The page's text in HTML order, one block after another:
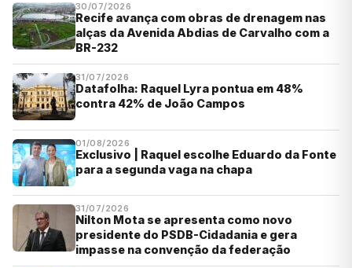
30/07/2026
Recife avança com obras de drenagem nas
alças da Avenida Abdias de Carvalho com a
BR-232
31/07/2026
Datafolha: Raquel Lyra pontua em 48%
contra 42% de João Campos
01/08/2026
Exclusivo | Raquel escolhe Eduardo da Fonte
para a segunda vaga na chapa
31/07/2026
Nilton Mota se apresenta como novo
presidente do PSDB-Cidadania e gera
impasse na convenção da federação